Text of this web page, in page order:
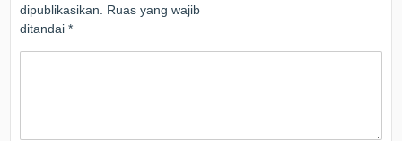
dipublikasikan. Ruas yang wajib
ditandai*